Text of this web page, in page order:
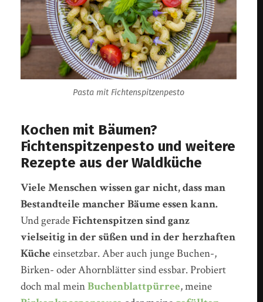
Pasta mit Fichtenspitzenpesto
Kochen mit Bäumen?
Fichtenspitzenpesto und weitere
Rezepte aus der Waldküche
Viele Menschen wissen gar nicht, dass man
Bestandteile mancher Bäume essen kann.
Und geradeFichtenspitzen sind ganz
vielseitig in der süßen und in der herzhaften
Küche einsetzbar. Aber auch junge Buchen-,
Birken- oder Ahornblätter sind essbar. Probiert
doch mal meinBuchenblattpürree, meine